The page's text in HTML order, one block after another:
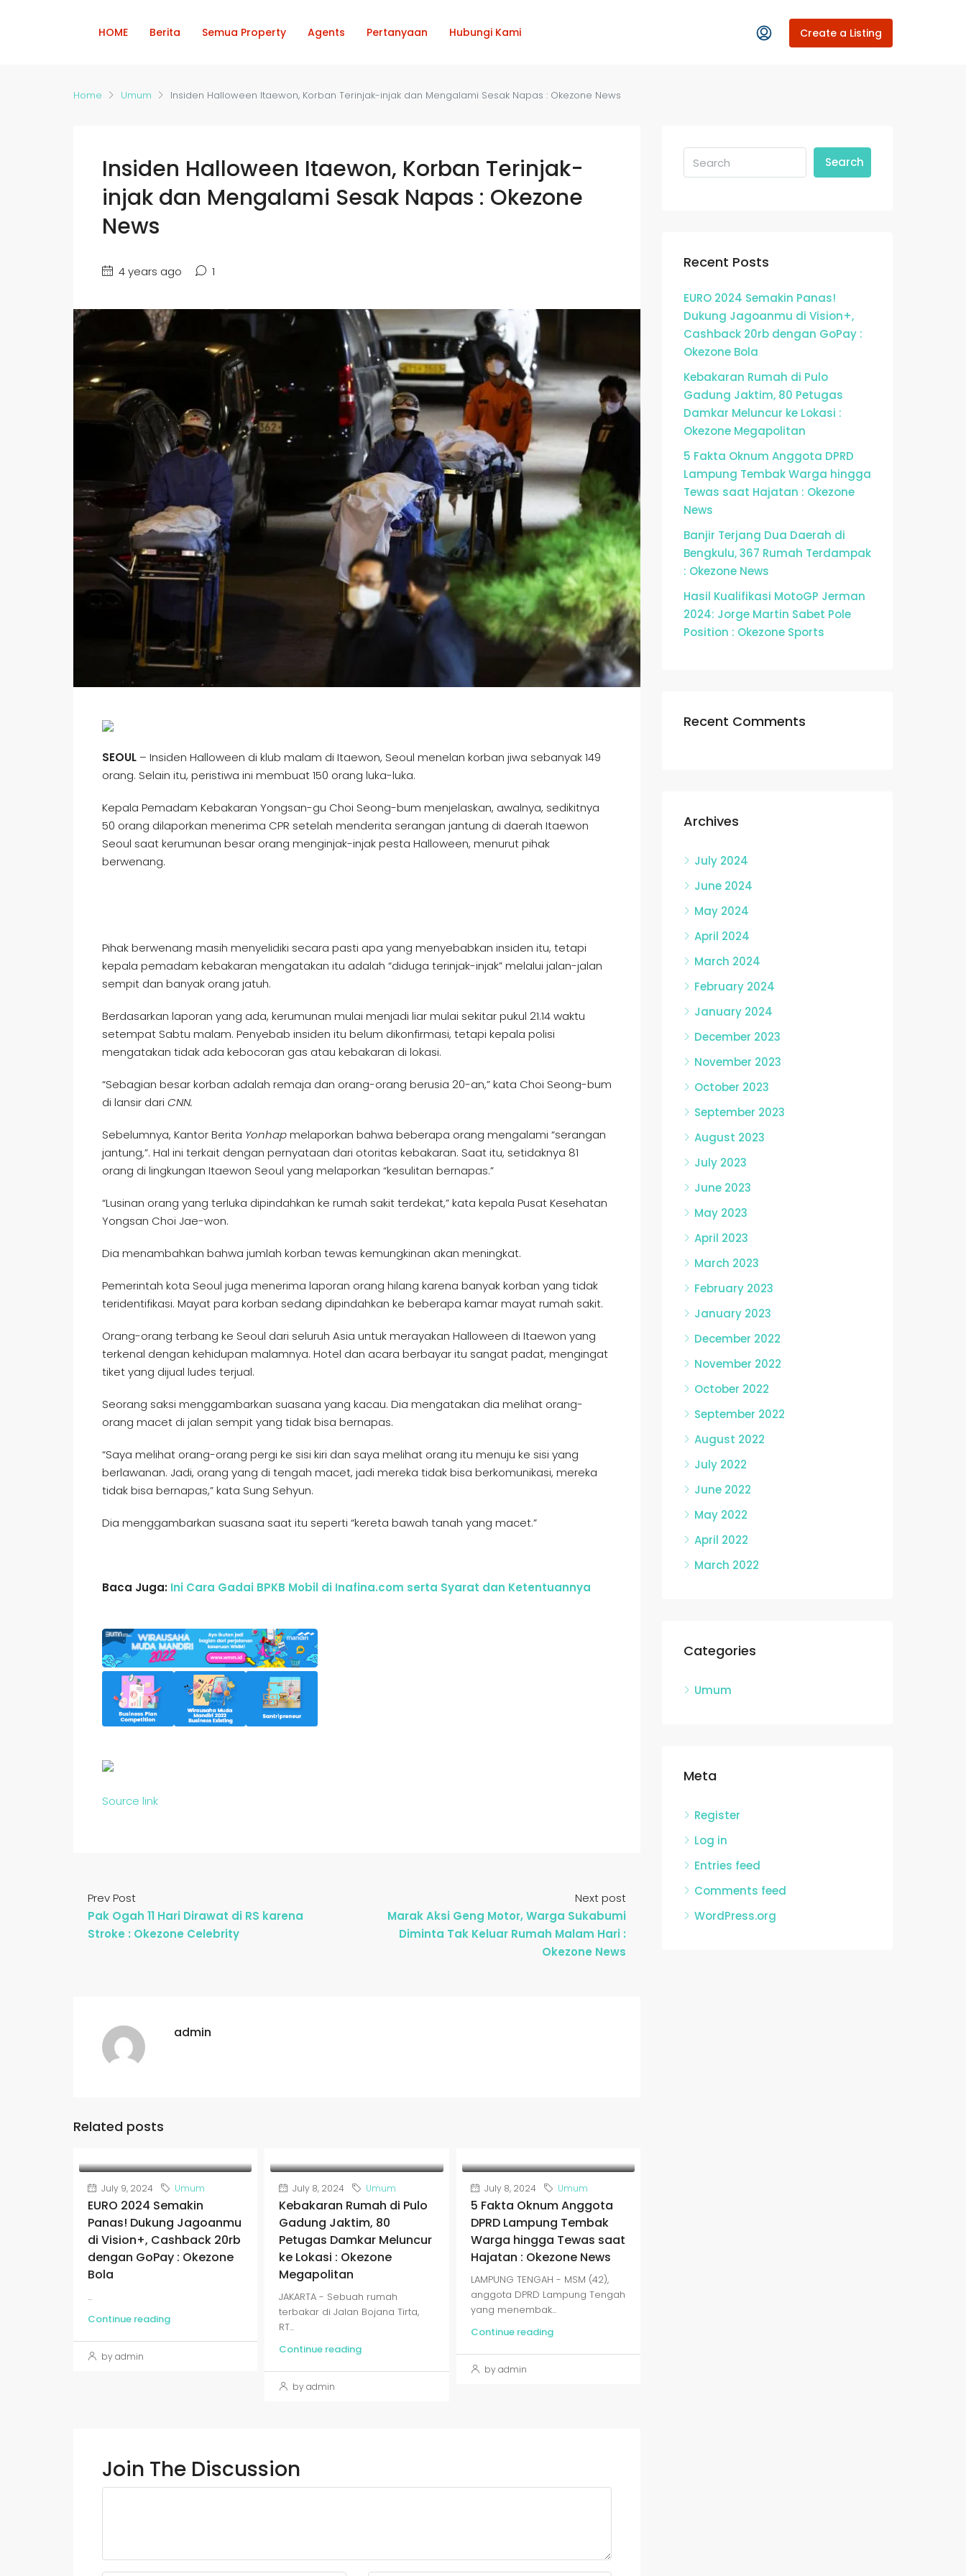
HOME Berita Semua Property Agents Pertanyaan Hubungi Kami Create a Listing
Home Umum Insiden Halloween Itaewon, Korban Terinjak-injak dan Mengalami Sesak Napas : Okezone News
Insiden Halloween Itaewon, Korban Terinjak-
injak dan Mengalami Sesak Napas : Okezone
News
4 years ago 1
SEOUL – Insiden Halloween di klub malam di Itaewon, Seoul menelan korban jiwa sebanyak 149
orang. Selain itu, peristiwa ini membuat 150 orang luka-luka.
Kepala Pemadam Kebakaran Yongsan-gu Choi Seong-bum menjelaskan, awalnya, sedikitnya
50 orang dilaporkan menerima CPR setelah menderita serangan jantung di daerah Itaewon
Seoul saat kerumunan besar orang menginjak-injak pesta Halloween, menurut pihak
berwenang.
Pihak berwenang masih menyelidiki secara pasti apa yang menyebabkan insiden itu, tetapi
kepala pemadam kebakaran mengatakan itu adalah “diduga terinjak-injak” melalui jalan-jalan
sempit dan banyak orang jatuh.
Berdasarkan laporan yang ada, kerumunan mulai menjadi liar mulai sekitar pukul 21.14 waktu
setempat Sabtu malam. Penyebab insiden itu belum dikonfirmasi, tetapi kepala polisi
mengatakan tidak ada kebocoran gas atau kebakaran di lokasi.
“Sebagian besar korban adalah remaja dan orang-orang berusia 20-an,” kata Choi Seong-bum
di lansir dari CNN.
Sebelumnya, Kantor Berita Yonhapmelaporkan bahwa beberapa orang mengalami “serangan
jantung,”. Hal ini terkait dengan pernyataan dari otoritas kebakaran. Saat itu, setidaknya 81
orang di lingkungan Itaewon Seoul yang melaporkan “kesulitan bernapas.”
“Lusinan orang yang terluka dipindahkan ke rumah sakit terdekat,” kata kepala Pusat Kesehatan
Yongsan Choi Jae-won.
Dia menambahkan bahwa jumlah korban tewas kemungkinan akan meningkat.
Pemerintah kota Seoul juga menerima laporan orang hilang karena banyak korban yang tidak
teridentifikasi. Mayat para korban sedang dipindahkan ke beberapa kamar mayat rumah sakit.
Orang-orang terbang ke Seoul dari seluruh Asia untuk merayakan Halloween di Itaewon yang
terkenal dengan kehidupan malamnya. Hotel dan acara berbayar itu sangat padat, mengingat
tiket yang dijual ludes terjual.
Seorang saksi menggambarkan suasana yang kacau. Dia mengatakan dia melihat orang-
orang macet di jalan sempit yang tidak bisa bernapas.
“Saya melihat orang-orang pergi ke sisi kiri dan saya melihat orang itu menuju ke sisi yang
berlawanan. Jadi, orang yang di tengah macet, jadi mereka tidak bisa berkomunikasi, mereka
tidak bisa bernapas,” kata Sung Sehyun.
Dia menggambarkan suasana saat itu seperti “kereta bawah tanah yang macet.”
Baca Juga: Ini Cara Gadai BPKB Mobil di Inafina.com serta Syarat dan Ketentuannya
Source link
Prev Post
Pak Ogah 11 Hari Dirawat di RS karena
Stroke : Okezone Celebrity
Next post
Marak Aksi Geng Motor, Warga Sukabumi
Diminta Tak Keluar Rumah Malam Hari :
Okezone News
admin
Related posts
July 9, 2024 Umum
EURO 2024 Semakin
Panas! Dukung Jagoanmu
di Vision+, Cashback 20rb
dengan GoPay : Okezone
Bola
...
Continue reading
by admin
July 8, 2024 Umum
Kebakaran Rumah di Pulo
Gadung Jaktim, 80
Petugas Damkar Meluncur
ke Lokasi : Okezone
Megapolitan
JAKARTA - Sebuah rumah
terbakar di Jalan Bojana Tirta,
RT...
Continue reading
by admin
July 8, 2024 Umum
5 Fakta Oknum Anggota
DPRD Lampung Tembak
Warga hingga Tewas saat
Hajatan : Okezone News
LAMPUNG TENGAH - MSM (42),
anggota DPRD Lampung Tengah
yang menembak...
Continue reading
by admin
Join The Discussion
Search
Recent Posts
EURO 2024 Semakin Panas!
Dukung Jagoanmu di Vision+,
Cashback 20rb dengan GoPay :
Okezone Bola
Kebakaran Rumah di Pulo
Gadung Jaktim, 80 Petugas
Damkar Meluncur ke Lokasi :
Okezone Megapolitan
5 Fakta Oknum Anggota DPRD
Lampung Tembak Warga hingga
Tewas saat Hajatan : Okezone
News
Banjir Terjang Dua Daerah di
Bengkulu, 367 Rumah Terdampak
: Okezone News
Hasil Kualifikasi MotoGP Jerman
2024: Jorge Martin Sabet Pole
Position : Okezone Sports
Recent Comments
Archives
July 2024
June 2024
May 2024
April 2024
March 2024
February 2024
January 2024
December 2023
November 2023
October 2023
September 2023
August 2023
July 2023
June 2023
May 2023
April 2023
March 2023
February 2023
January 2023
December 2022
November 2022
October 2022
September 2022
August 2022
July 2022
June 2022
May 2022
April 2022
March 2022
Categories
Umum
Meta
Register
Log in
Entries feed
Comments feed
WordPress.org